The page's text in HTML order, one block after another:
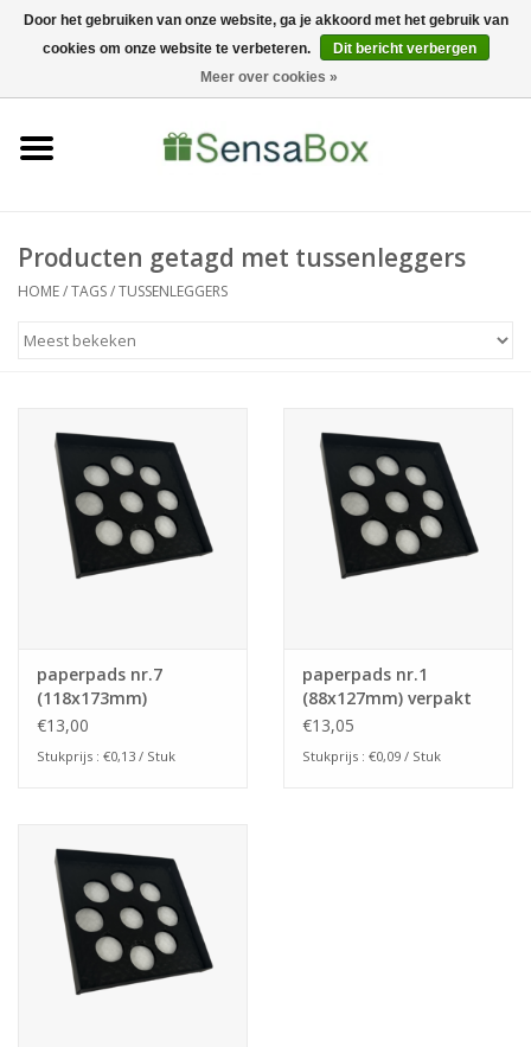
06-22022900 0 Artikelen - €0,00
Bewerkingen
Producten getagd met tussenleggers
HOME/TAGS/TUSSENLEGGERS
paperpads nr.7
(118x173mm)
€13,00
Stukprijs : €0,13 / Stuk
paperpads nr.1
(88x127mm) verpakt
per 145ex
€13,05
Stukprijs : €0,09 / Stuk
Door het gebruiken van onze website, ga je akkoord met het gebruik van
cookies om onze website te verbeteren.
Dit bericht verbergen
Meer over cookies »